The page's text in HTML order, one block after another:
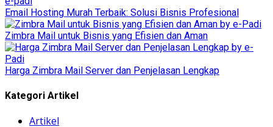
Email Hosting Murah Terbaik: Solusi Bisnis Profesional
Zimbra Mail untuk Bisnis yang Efisien dan Aman
Harga Zimbra Mail Server dan Penjelasan Lengkap
Kategori Artikel
Artikel